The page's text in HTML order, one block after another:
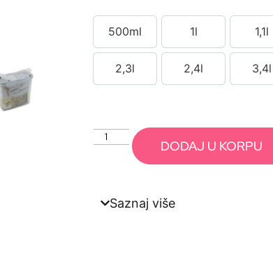
500ml 1l 1,1l
1,1l
2,3l
2,3l
2,4l
2,4l
3,4l
3,4l
DODAJ U KORPU
Saznaj više